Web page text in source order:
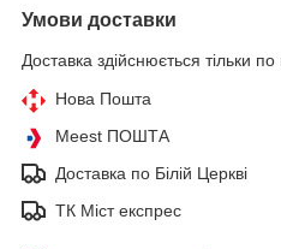
Умови доставки
Доставка здійснюється тільки по
Нова Пошта
Meest ПОШТА
Доставка по Білій Церкві
ТК Міст експрес